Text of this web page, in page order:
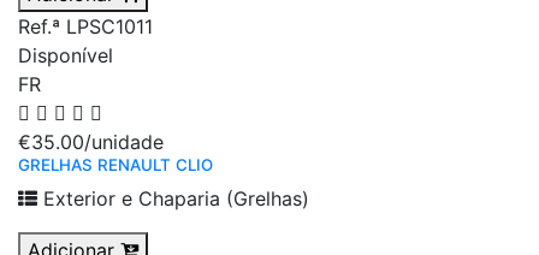
Ref.ª LPSC1011
Disponível
FR
€35.00/unidade
GRELHAS RENAULT CLIO
Exterior e Chaparia (Grelhas)
Adicionar